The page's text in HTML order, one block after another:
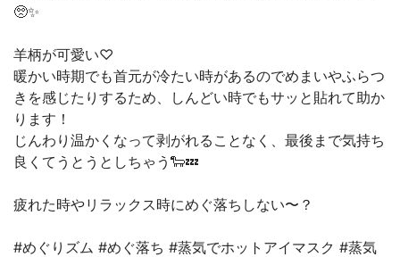
🥺✨
羊柄が可愛い♡
暖かい時期でも首元が冷たい時があるのでめまいやふらつ
きを感じたりするため、しんどい時でもサッと貼れて助か
ります！
じんわり温かくなって剥がれることなく、最後まで気持ち
良くてうとうとしちゃう🐑💤
疲れた時やリラックス時にめぐ落ちしない〜？
#めぐりズム #めぐ落ち #蒸気でホットアイマスク #蒸気